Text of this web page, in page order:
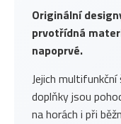
Originální
prvotřídná
napoprvé.
Jejich multifunkční
doplňky jsou
na horách i při